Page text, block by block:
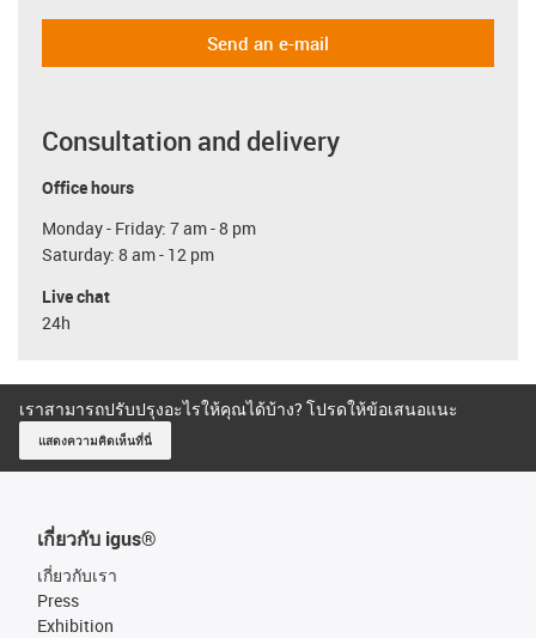
Send an e-mail
Consultation and delivery
Office hours
Monday - Friday: 7 am - 8 pm
Saturday: 8 am - 12 pm
Live chat
24h
เราสามารถปรับปรุงอะไรให้คุณได้บ้าง? โปรดให้ข้อเสนอแนะ
แสดงความคิดเห็นที่นี่
เกี่ยวกับ igus®
เกี่ยวกับเรา
Press
Exhibition